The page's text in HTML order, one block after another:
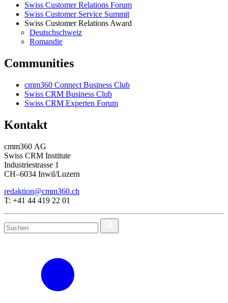
Swiss Customer Relations Forum
Swiss Customer Service Summit
Swiss Customer Relations Award
Deutschschweiz
Romandie
Communities
cmm360 Connect Business Club
Swiss CRM Business Club
Swiss CRM Experten Forum
Kontakt
cmm360 AG
Swiss CRM Institute
Industriestrasse 1
CH–6034 Inwil/Luzern
redaktion@cmm360.ch
T: +41 44 419 22 01